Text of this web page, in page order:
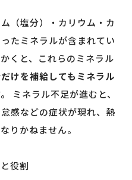
（塩分）・カリウム・カ
たミネラルが含まれてい
くと、これらのミネラル
けを補給してもミネラル
ミネラル不足が進むと、
感などの症状が現れ、熱
りかねません。
役割